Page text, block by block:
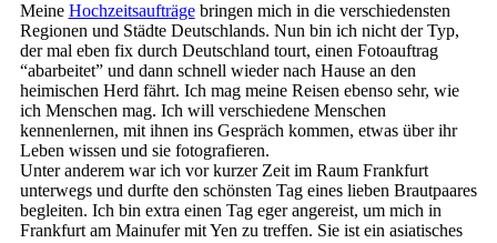
Meine Hochzeitsaufträgebringen mich in die verschiedensten
Regionen und Städte Deutschlands. Nun bin ich nicht der Typ,
der mal eben fix durch Deutschland tourt, einen Fotoauftrag
“abarbeitet” und dann schnell wieder nach Hause an den
heimischen Herd fährt. Ich mag meine Reisen ebenso sehr, wie
ich Menschen mag. Ich will verschiedene Menschen
kennenlernen, mit ihnen ins Gespräch kommen, etwas über ihr
Leben wissen und sie fotografieren.
Unter anderem war ich vor kurzer Zeit im Raum Frankfurt
unterwegs und durfte den schönsten Tag eines lieben Brautpaares
begleiten. Ich bin extra einen Tag eger angereist, um mich in
Frankfurt am Mainufer mit Yen zu treffen. Sie ist ein asiatisches